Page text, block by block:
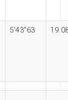
5’43″63